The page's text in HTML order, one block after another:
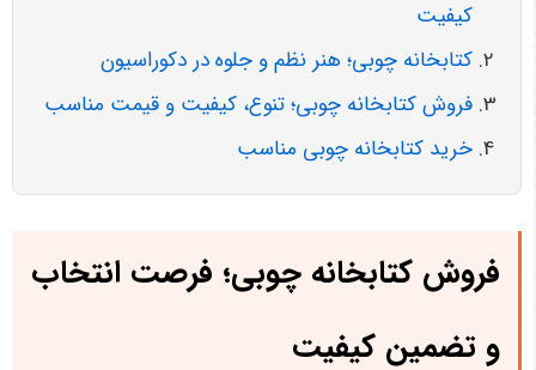
کیفیت
کتابخانه چوبی؛ هنر نظم و جلوه در دکوراسیون
فروش کتابخانه چوبی؛ تنوع، کیفیت و قیمت مناسب
خرید کتابخانه چوبی مناسب
فروش کتابخانه چوبی؛ فرصت انتخاب
و تضمین کیفیت